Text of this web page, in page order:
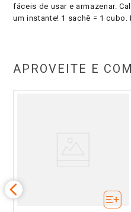
fáceis de usar e armazenar.
um instante! 1 sachê = 1
APROVEITE E